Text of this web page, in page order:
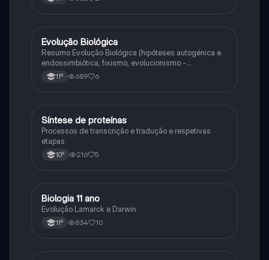
Biologia
Evolução Biológica
Resumo Evolução Biológica (hipóteses autogénica e
endossimbiótica, fixismo, evolucionismo -
argumentos, lamarckismo, darwinismo,
neodarwinismo)
11º 689 6
Biologia
Síntese de proteínas
Processos de transcrição e tradução e respetivas
etapas
10º 216 5
Biologia
Biologia 11 ano
Evolução Lamarck e Darwin
11º 834 10